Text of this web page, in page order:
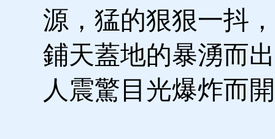
源，猛的狠狠一抖
鋪天蓋地的暴湧而
人震驚目光爆炸而